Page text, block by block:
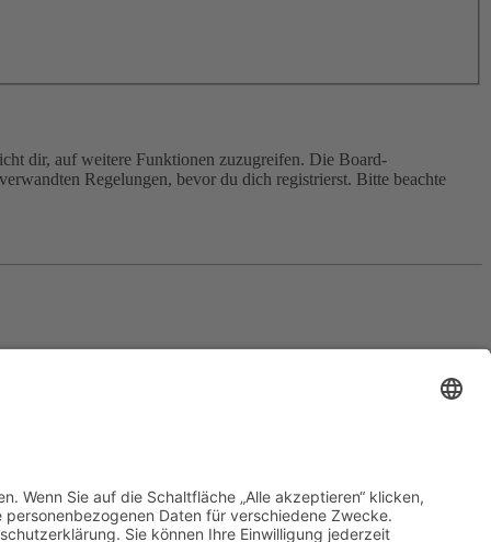
dir, auf weitere Funktionen zuzugreifen. Die Board-
Regelungen, bevor du dich registrierst. Bitte beachte